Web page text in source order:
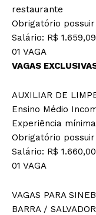
restaurante
Obrigatório
Salário: R$
01 VAGA
VAGAS
AUXILIAR DE
Ensino Médio
Experiência
Obrigatório
Salário: R$
01 VAGA
VAGAS PARA
BARRA / SALVADOR